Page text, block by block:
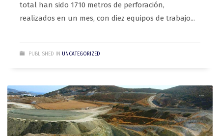
total han sido 1710 metros de perforación,
realizados en un mes, con diez equipos de trabajo...
PUBLISHED IN UNCATEGORIZED